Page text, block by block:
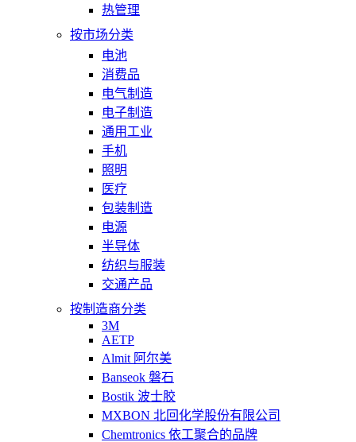
热管理
按市场分类
电池
消费品
电气制造
电子制造
通用工业
手机
照明
医疗
包装制造
电源
半导体
纺织与服装
交通产品
按制造商分类
3M
AETP
Almit 阿尔美
Banseok 磐石
Bostik 波士胶
MXBON 北回化学股份有限公司
Chemtronics 依工聚合的品牌